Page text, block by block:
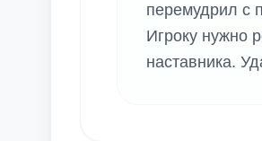
перемудрил с
Игроку нужно
наставника.